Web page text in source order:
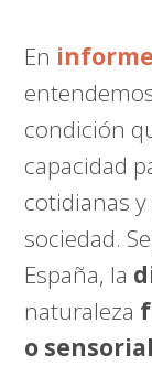
En
condición
capacidad
cotidianas
sociedad.
España, la
naturaleza
o sensorial